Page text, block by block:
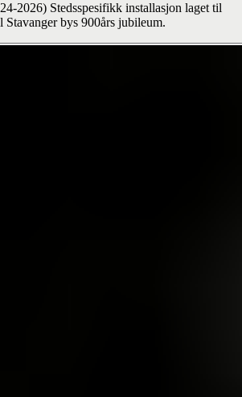
2026) Stedsspesifikk installasjon laget til
bys 900års jubileum.